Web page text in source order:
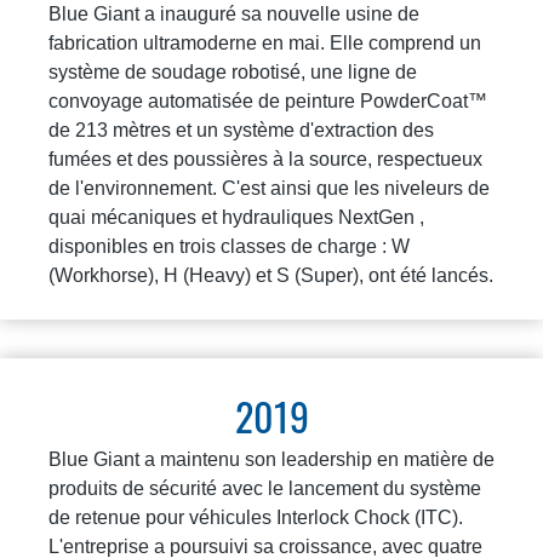
Blue Giant a inauguré sa nouvelle usine de
fabrication ultramoderne en mai. Elle comprend un
système de soudage robotisé, une ligne de
convoyage automatisée de peinture PowderCoat™
de 213 mètres et un système d'extraction des
fumées et des poussières à la source, respectueux
de l'environnement. C'est ainsi que les niveleurs de
quai mécaniques et hydrauliques NextGen ,
disponibles en trois classes de charge : W
(Workhorse), H (Heavy) et S (Super), ont été lancés.
2019
Blue Giant a maintenu son leadership en matière de
produits de sécurité avec le lancement du système
de retenue pour véhicules Interlock Chock (ITC).
L'entreprise a poursuivi sa croissance, avec quatre